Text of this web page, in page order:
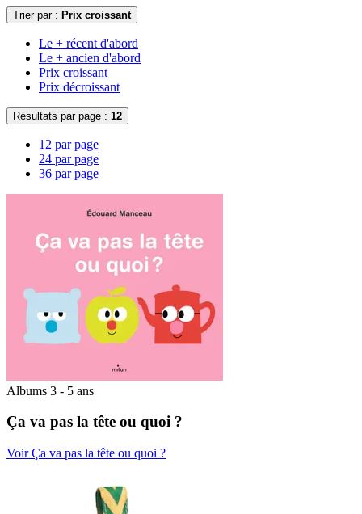
Trier par : Prix croissant
Le + récent d'abord
Le + ancien d'abord
Prix croissant
Prix décroissant
Résultats par page : 12
12 par page
24 par page
36 par page
Albums 3 - 5 ans
Ça va pas la tête ou quoi ?
Voir Ça va pas la tête ou quoi ?